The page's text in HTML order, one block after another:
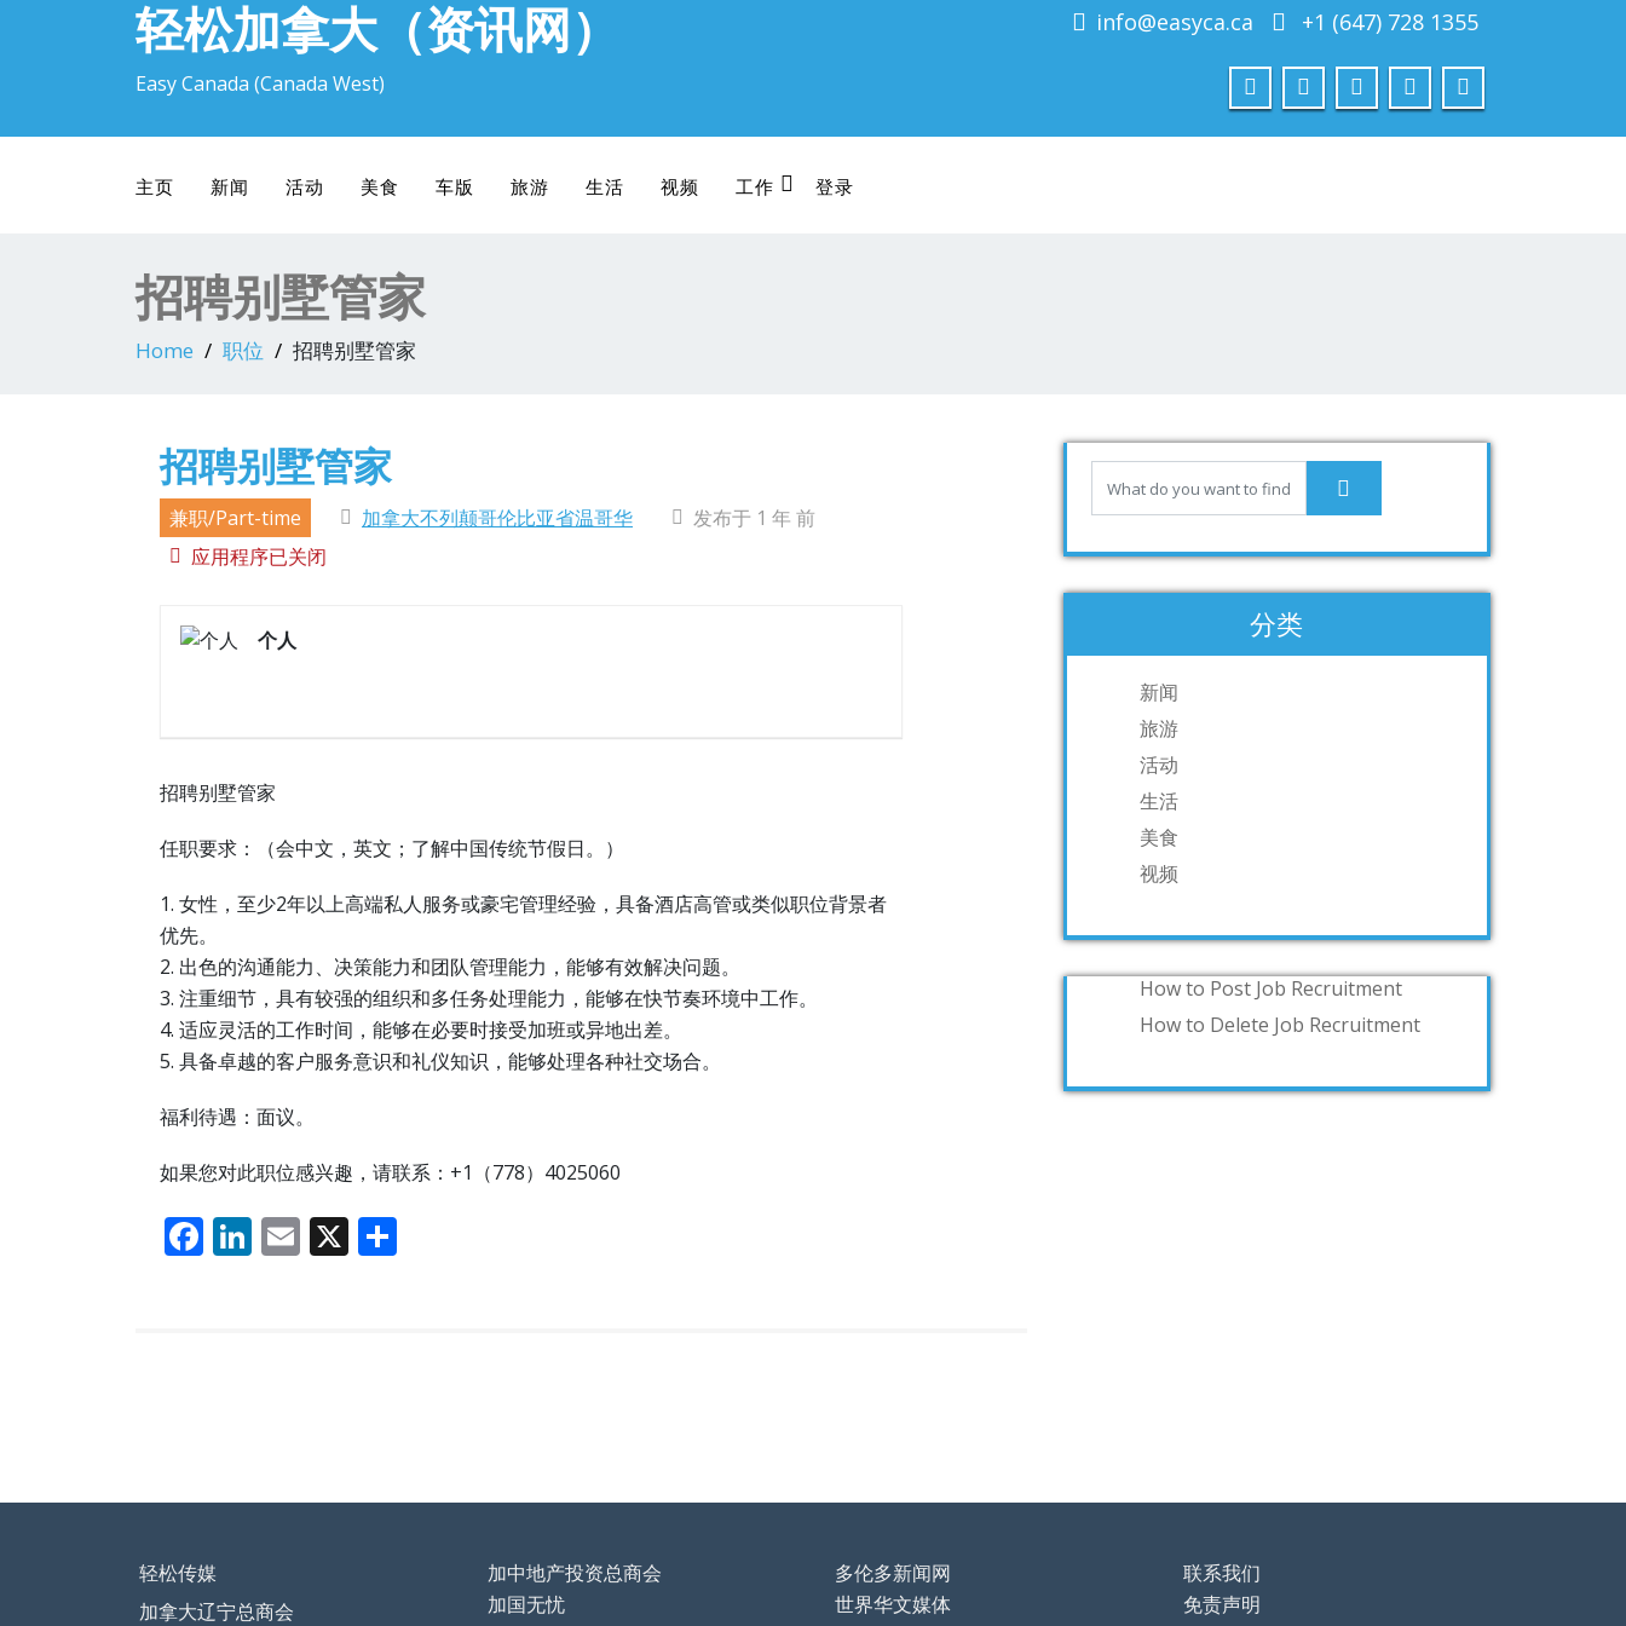
轻松加拿大（资讯网）
Easy Canada (Canada West)
info@easyca.ca +1 (647) 728 1355
主页 新闻 活动 美食 车版 旅游 生活 视频 工作 登录
招聘别墅管家
Home 职位 招聘别墅管家
招聘别墅管家
兼职/Part-time 加拿大不列颠哥伦比亚省温哥华
发布于 1 年 前
应用程序已关闭
个人
招聘别墅管家
任职要求：（会中文，英文；了解中国传统节假日。）
1. 女性，至少2年以上高端私人服务或豪宅管理经验，具备酒店高管或类似职位背景者
优先。
2. 出色的沟通能力、决策能力和团队管理能力，能够有效解决问题。
3. 注重细节，具有较强的组织和多任务处理能力，能够在快节奏环境中工作。
4. 适应灵活的工作时间，能够在必要时接受加班或异地出差。
5. 具备卓越的客户服务意识和礼仪知识，能够处理各种社交场合。
福利待遇：面议。
如果您对此职位感兴趣，请联系：+1（778）4025060
F Li E X
分类
新闻
旅游
活动
生活
美食
视频
How to Post Job Recruitment
How to Delete Job Recruitment
轻松传媒
加拿大辽宁总商会
加中地产投资总商会
加国无忧
多伦多新闻网
世界华文媒体
联系我们
免责声明